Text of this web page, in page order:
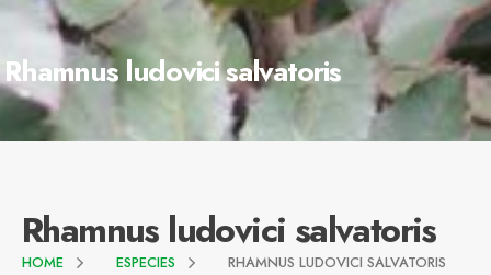
Rhamnus ludovici salvatoris
Rhamnus ludovici salvatoris
HOME ESPECIES RHAMNUS LUDOVICI SALVATORIS